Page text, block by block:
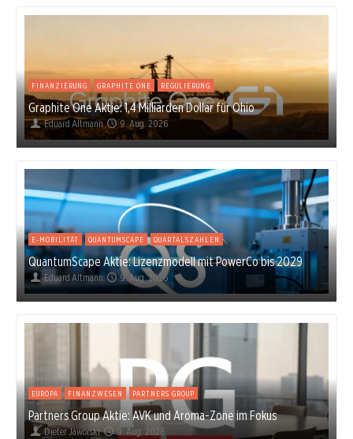
FINANZIERUNG GRAPHITE ONE REGULIERUNG
Graphite One Aktie: 1,4 Milliarden Dollar für Ohio
Eduard Altmann 9. Aug. 2026
E-MOBILITÄT QUANTUMSCAPE QUARTALSZAHLEN
QuantumScape Aktie: Lizenzmodell mit PowerCo bis 2029
Eduard Altmann 9. Aug. 2026
EUROPA FINANZWESEN PARTNERS GROUP
Partners Group Aktie: AVK und Aroma-Zone im Fokus
Dieter Jaworski 9. Aug. 2026